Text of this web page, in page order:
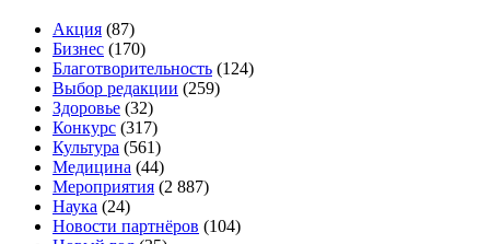
Акция (87)
Бизнес (170)
Благотворительность (124)
Выбор редакции (259)
Здоровье (32)
Конкурс (317)
Культура (561)
Медицина (44)
Мероприятия (2 887)
Наука (24)
Новости партнёров (104)